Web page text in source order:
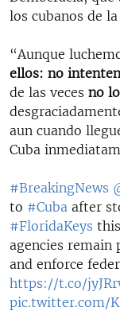
los cubanos de
“Aunque
ellos: no
de las veces no
aun cuando
Cuba
#BreakingNews
to #Cuba after
#FloridaKeys
agencies
and enforce
https://t.co/
pic.twitter.com/